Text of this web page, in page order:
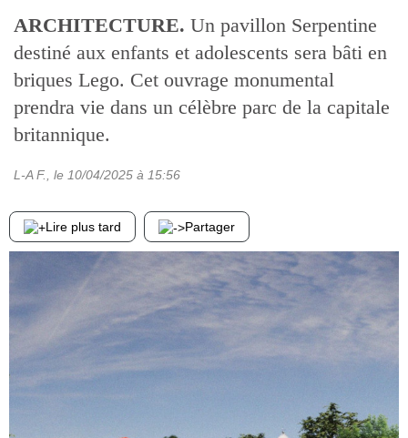
ARCHITECTURE. Un pavillon Serpentine
destiné aux enfants et adolescents sera bâti en
briques Lego. Cet ouvrage monumental
prendra vie dans un célèbre parc de la capitale
britannique.
L-A F. , le 10/04/2025 à 15:56
Lire plus tard Partager